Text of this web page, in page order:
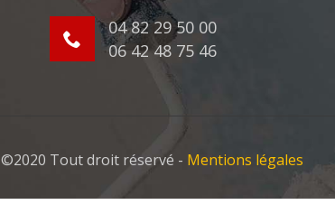
04 82 29 50 00
06 42 48 75 46
©2020 Tout droit réservé - Mentions légales